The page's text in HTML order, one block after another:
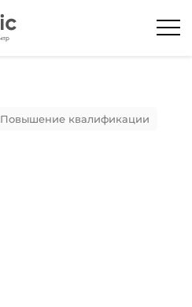
Повышение квалификации